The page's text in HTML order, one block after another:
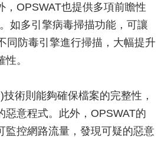
，OPSWAT也提供多項前瞻性
如多引擎病毒掃描功能，可讓
同防毒引擎進行掃描，大幅提升
。
術則能夠確保檔案的完整性，
惡意程式。此外，OPSWAT的
監控網路流量，發現可疑的惡意